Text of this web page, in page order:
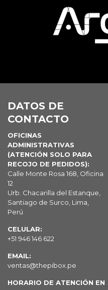
DATOS DE
CONTACTO
OFICINAS
ADMINISTRATIVAS
(ATENCIÓN SOLO PARA
RECOJO DE PEDIDOS):
Calle Monte Rosa 168, Oficina
12
Urb. Chacarilla del Estanque,
Santiago de Surco, Lima,
Perú
CELULAR:
+51 946 146 622
EMAIL:
ventas@thepibox.pe
HORARIO DE ATENCIÓN EN